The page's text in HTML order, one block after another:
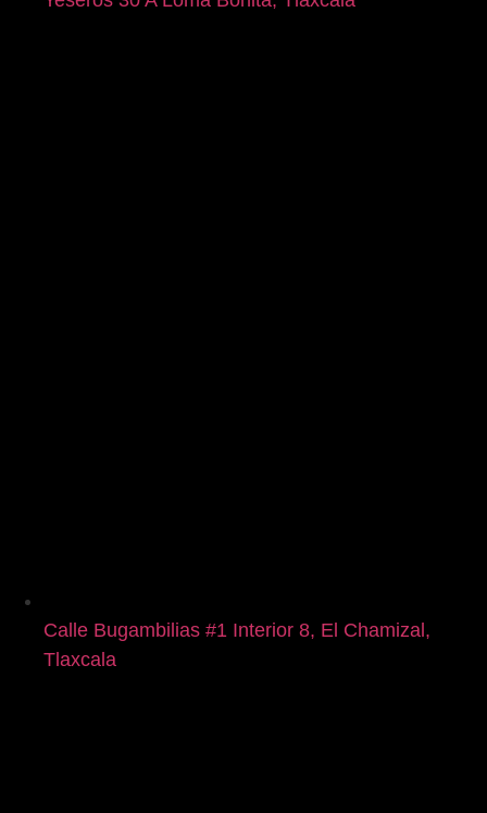
Calle Bugambilias #1 Interior 8, El Chamizal,
Tlaxcala